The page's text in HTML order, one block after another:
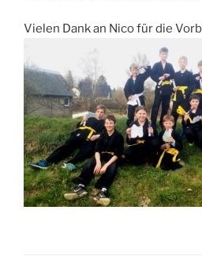
Vielen Dank an Nico für die